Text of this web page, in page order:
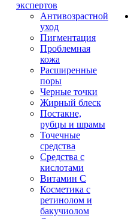
экспертов
Антивозрастной
уход
Пигментация
Проблемная
кожа
Расширенные
поры
Черные точки
Жирный блеск
Постакне,
рубцы и шрамы
Точечные
средства
Средства с
кислотами
Витамин С
Косметика с
ретинолом и
бакучиолом